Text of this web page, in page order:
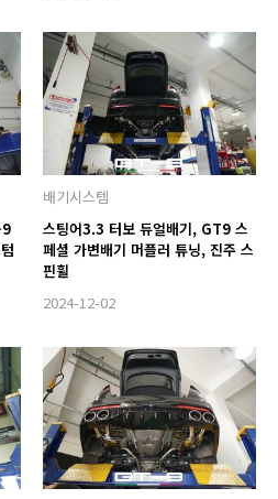
배기시스템
스팅어3.3 터보 듀얼배기, GT9 스
페셜 가변배기 머플러 튜닝, 진주 스
핀휠
2024-12-02